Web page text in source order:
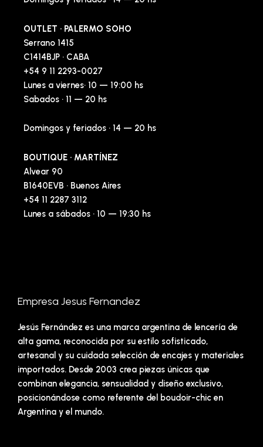
OUTLET · PALERMO SOHO
Serrano 1415
C1414BJP · CABA
+54 9 11 2293-0027
Lunes a viernes· 10 — 19:00 hs
Sabados · 11 — 20 hs
Domingos y feriados · 14 — 20 hs
BOUTIQUE · MARTÍNEZ
Alvear 90
B1640EVB · Buenos Aires
+54 11 2287 3112
Lunes a sábados · 10 — 19:30 hs
Empresa Jesus Fernandez
Jesús Fernández es una marca argentina de lencería de
alta gama, reconocida por su estilo sofisticado,
artesanal y su cuidada selección de encajes y materiales
importados. Desde 2003 crea piezas únicas que
combinan elegancia, sensualidad y diseño exclusivo,
posicionándose como referente del boudoir-chic en
Argentina y el mundo.